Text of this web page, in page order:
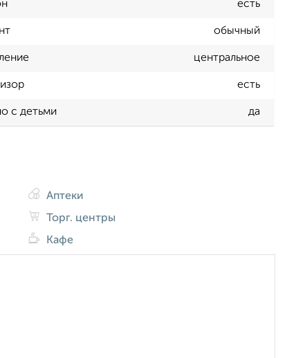
есть
обычный
центральное
есть
с детьми да
Аптеки
Торг. центры
Кафе